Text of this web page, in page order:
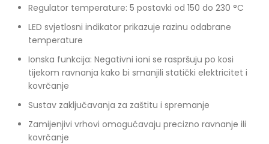
Regulator temperature: 5 postavki od 150 do 230 °C
LED svjetlosni indikator prikazuje razinu odabrane
temperature
Ionska funkcija: Negativni ioni se raspršuju po kosi
tijekom ravnanja kako bi smanjili statički elektricitet i
kovrčanje
Sustav zaključavanja za zaštitu i spremanje
Zamijenjivi vrhovi omogućavaju precizno ravnanje ili
kovrčanje